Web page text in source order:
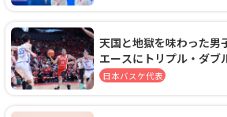
天国と地獄を味わった男
エースにトリプル・ダブ
0.4秒に失点する悔しい敗
日本バスケ代表